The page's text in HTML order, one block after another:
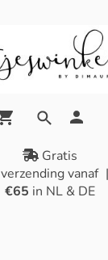
Gratis
verzending vanaf
€65 in NL & DE
|